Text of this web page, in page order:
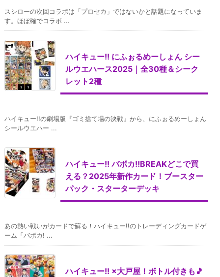
スシローの次回コラボは「プロセカ」ではないかと話題になっていま
す。ほぼ確でコラボ ...
ハイキュー!! にふぉるめーしょん シー
ルウエハース2025｜全30種＆シーク
レット2種
ハイキュー!!の劇場版『ゴミ捨て場の決戦』から、にふぉるめーしょん
シールウエハー ...
ハイキュー!! バボカ!!BREAKどこで買
える？2025年新作カード！ブースター
パック・スターターデッキ
あの熱い戦いがカードで蘇る！ハイキュー!!のトレーディングカードゲ
ーム「バボカ! ...
ハイキュー!! ×大戸屋！ボトル付きも🎵